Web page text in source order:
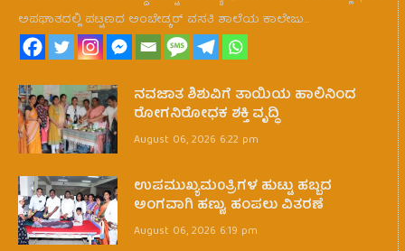
ಅಪಘಾತದಲ್ಲಿ ಪಟ್ಟಣದ ಅಂಬೇಡ್ಕರ್ ವಸತಿ ಶಾಲೆಯ ಕಾಲೇಜು…
ನವಜಾತ ಶಿಶುವಿಗೆ ತಾಯಿಯ ಹಾಲಿನಿಂದ
ರೋಗನಿರೋಧಕ ಶಕ್ತಿ ವೃದ್ಧಿ
August 06, 2026 6:22 pm
ಉಪಮುಖ್ಯಮ0ತ್ರಿಗಳ ಹುಟ್ಟು ಹಬ್ಬದ
ಅಂಗವಾಗಿ ಹಣ್ಣು, ಹಂಪಲು ವಿತರಣೆ
August 06, 2026 6:19 pm